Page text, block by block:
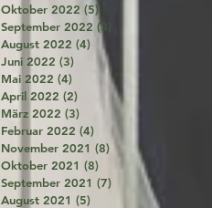
Oktober 2022 (5)
September 2022 (3)
August 2022 (4) 4 Beiträge
Juni 2022 (3) 3 Beiträge
Mai 2022 (4) 4 Beiträge
April 2022 (2) 2 Beiträge
März 2022 (3)
Februar 2022 (4)
November 2021 (8) 8 Beiträge
Oktober 2021 (8) 8 Beiträge
September 2021 (7) 7 Beiträge
August 2021 (5)